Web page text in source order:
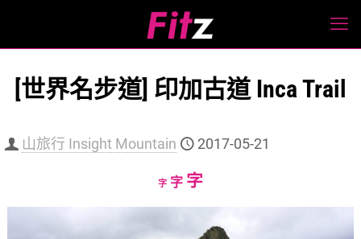
[世界名步道] 印加古道 Inca Trail
山旅行 Insight Mountain 2017-05-21
字Decrease
字Reset
字Increase
size.